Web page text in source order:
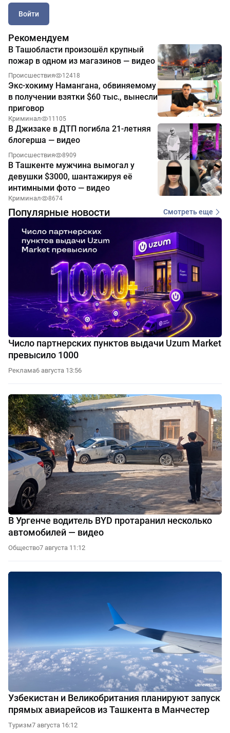
Войти
Рекомендуем
В Ташобласти произошёл крупный
пожар в одном из магазинов — видео
Происшествия 12418
Экс-хокиму Намангана, обвиняемому
в получении взятки $60 тыс., вынесли
приговор
Криминал 11105
В Джизаке в ДТП погибла 21-летняя
блогерша — видео
Происшествия 8909
В Ташкенте мужчина вымогал у
девушки $3000, шантажируя её
интимными фото — видео
Криминал 8674
Популярные новости Смотреть еще
Число партнерских пунктов выдачи Uzum Market
превысило 1000
Реклама6 августа 13:56
В Ургенче водитель BYD протаранил несколько
автомобилей — видео
Общество7 августа 11:12
Узбекистан и Великобритания планируют запуск
прямых авиарейсов из Ташкента в Манчестер
Туризм7 августа 16:12